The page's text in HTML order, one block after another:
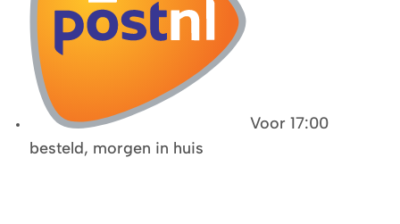
Voor 17:00
besteld, morgen in huis